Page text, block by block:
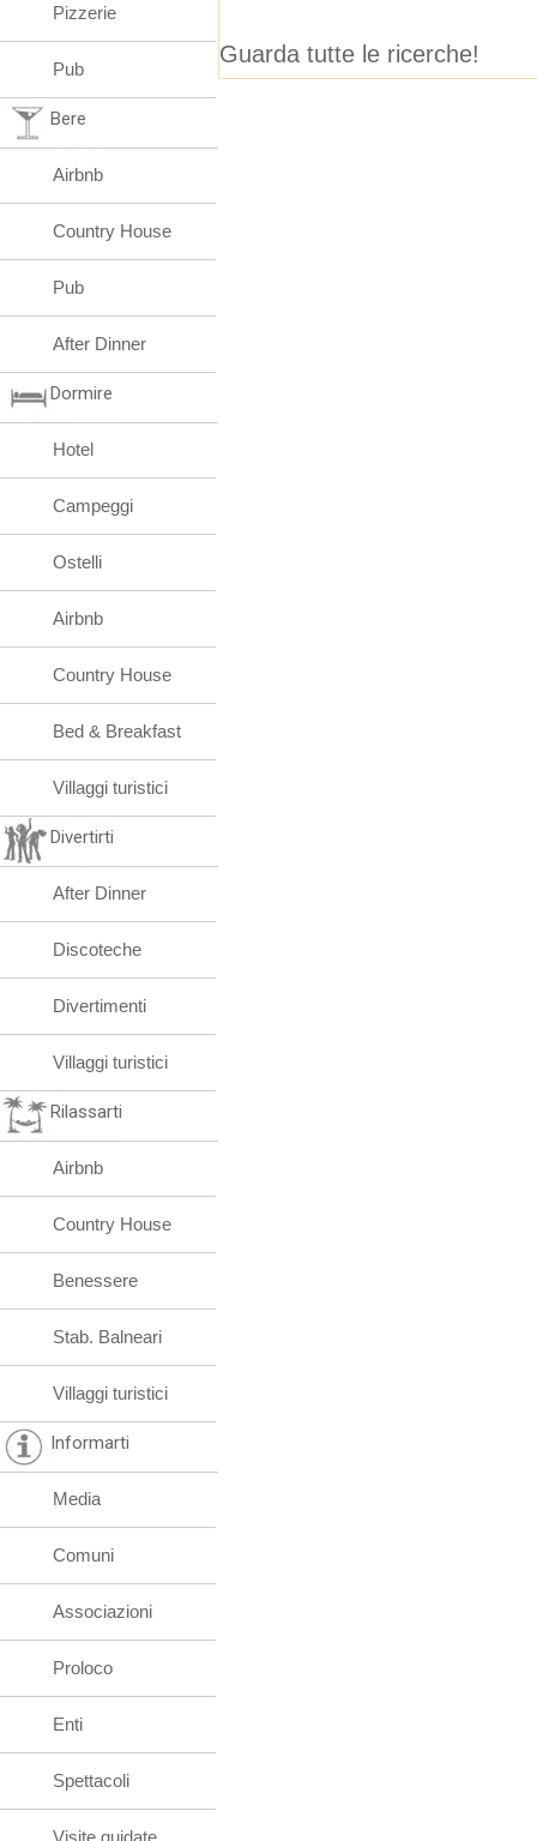
Guarda tutte le ricerche!
Pizzerie
Pub
Bere
Airbnb
Country House
Pub
After Dinner
Dormire
Hotel
Campeggi
Ostelli
Airbnb
Country House
Bed & Breakfast
Villaggi turistici
Divertirti
After Dinner
Discoteche
Divertimenti
Villaggi turistici
Rilassarti
Airbnb
Country House
Benessere
Stab. Balneari
Villaggi turistici
Informarti
Media
Comuni
Associazioni
Proloco
Enti
Spettacoli
Visite guidate